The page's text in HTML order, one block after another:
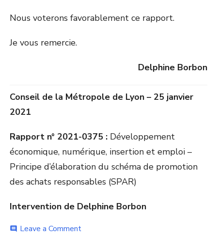
Nous voterons favorablement ce rapport.
Je vous remercie.
Delphine Borbon
Conseil de la Métropole de Lyon – 25 janvier
2021
Rapport n° 2021-0375 : Développement
économique, numérique, insertion et emploi –
Principe d’élaboration du schéma de promotion
des achats responsables (SPAR)
Intervention de Delphine Borbon
comment Leave a Commenton